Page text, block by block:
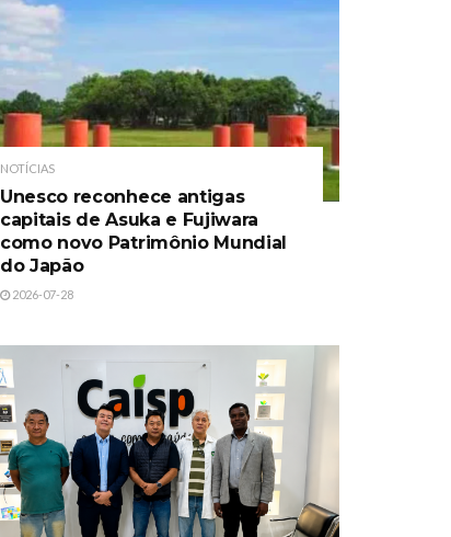
NOTÍCIAS
Unesco reconhece antigas
capitais de Asuka e Fujiwara
como novo Patrimônio Mundial
do Japão
2026-07-28